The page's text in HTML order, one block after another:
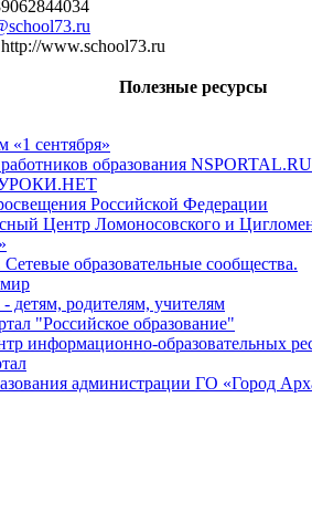
www.school73.ru
Полезные ресурсы
«1 сентября»
образования NSPORTAL.RU
УРОКИ.НЕТ
Российской Федерации
Центр Ломоносовского и
образовательные сообщества.
детям, родителям, учителям
"Российское образование"
информационно-образовательных
администрации ГО «Город